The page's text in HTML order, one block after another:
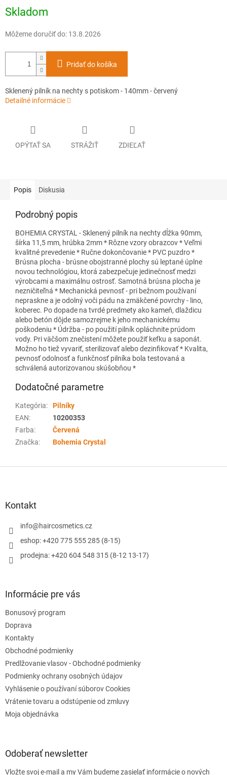
cena:
Skladom
Môžeme doručiť do: 13.8.2026
Pridať do košíka
Sklenený pilník na nechty s potiskom - 140mm - červený
Detailné informácie
OPÝTAŤ SA STRÁŽIŤ ZDIEĽAŤ
Popis Diskusia
Podrobný popis
BOHEMIA CRYSTAL - Sklenený pilník na nechty dĺžka 90mm,
šírka 11,5 mm, hrúbka 2mm * Rôzne vzory obrazcov * Veľmi
kvalitné prevedenie * Ručne dokončovanie * PVC puzdro *
Brúsna plocha - brúsne obojstranné plochy sú leptané úplne
novou technológiou, ktorá zabezpečuje jedinečnosť medzi
výrobcami a maximálnu ostrosť. Samotná brúsna plocha je
nezničiteľná * Mechanická pevnosť - pri bežnom používaní
nepraskne a je odolný voči pádu na zmäkčené povrchy - lino,
koberec. Po dopade na tvrdé predmety ako kameň, dlaždicu
alebo betón dôjde samozrejme k jeho mechanickému
poškodeniu * Údržba - po použití pilník opláchnite prúdom
vody. Pri väčšom znečistení môžete použiť kefku a saponát.
Možno ho tiež vyvariť, sterilizovať alebo dezinfikovať * Kvalita,
pevnosť odolnosť a funkčnosť pilníka bola testovaná a
schválená autorizovanou skúšobňou *
Dodatočné parametre
Kategória:
Pilníky
EAN:
10200353
Farba:
Červená
Značka: Bohemia Crystal
Kontakt
info@haircosmetics.cz
eshop: +420 775 555 285 (8-15)
prodejna: +420 604 548 315 (8-12 13-17)
Informácie pre vás
Bonusový program
Doprava
Kontakty
Obchodné podmienky
Predlžovanie vlasov - Obchodné podmienky
Podmienky ochrany osobných údajov
Vyhlásenie o používaní súborov Cookies
Vrátenie tovaru a odstúpenie od zmluvy
Moja objednávka
Odoberať newsletter
Vložte svoj e-mail a my Vám budeme zasielať informácie o nových